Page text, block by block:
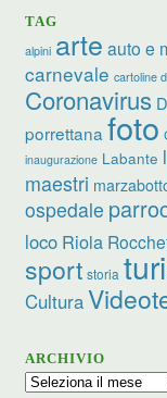
TAG
alpini arte auto e
carnevale cartoline
Coronavirus
porrettanafoto
inaugurazione Labante
maestri
ospedale
loco Riola
sport storia
Cultura
ARCHIVIO
Archivio